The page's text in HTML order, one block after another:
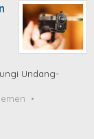
Undang-